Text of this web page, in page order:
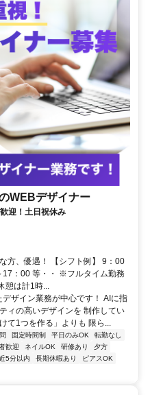
WEBデザイナー
迎！土日祝休み
方、優遇！ 【シフト例】 9：00
：00 等・・ ※フルタイム勤務
憩は計1時...
ザイン業務が中心です！ AIに指
ィの高いデザインを 制作してい
て1つを作る」よりも 限ら...
固定時間制 平日のみOK
転勤なし
歓迎 ネイルOK 研修あり
夕方
5分以内 長期休暇あり
ピアスOK